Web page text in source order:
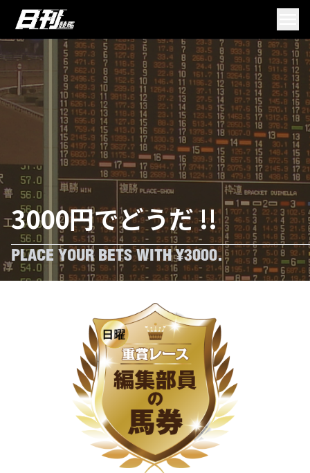
3000円でどうだ !!
PLACE YOUR BETS WITH ¥3000.